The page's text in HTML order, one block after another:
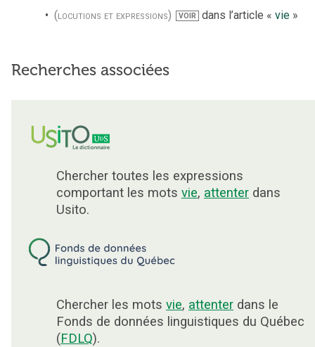
(locutions et expressions)
VOIR dans l’article « vie»
Recherches associées
Chercher toutes les expressions
comportant les mots vie, attenter dans
Usito.
Chercher les mots vie, attenter dans le
Fonds de données linguistiques du Québec
(FDLQ).